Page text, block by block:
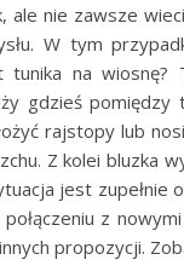
nie zawsze
W tym
tunika na wiosnę?
gdzieś
rajstopy lub
Z kolei bluzka
jest
z
propozycji.